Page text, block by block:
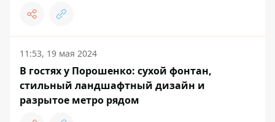
11:53, 19 мая 2024
В гостях у Порошенко: сухой фонтан,
стильный ландшафтный дизайн и
разрытое метро рядом